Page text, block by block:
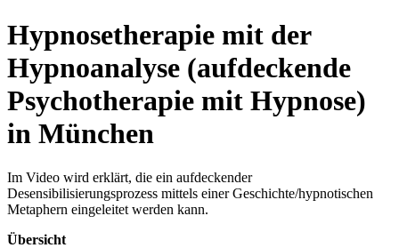
Hypnosetherapie mit der
Hypnoanalyse (aufdeckende
Psychotherapie mit Hypnose)
in München
Im Video wird erklärt, die ein aufdeckender
Desensibilisierungsprozess mittels einer Geschichte/hypnotischen
Metaphern eingeleitet werden kann.
Übersicht